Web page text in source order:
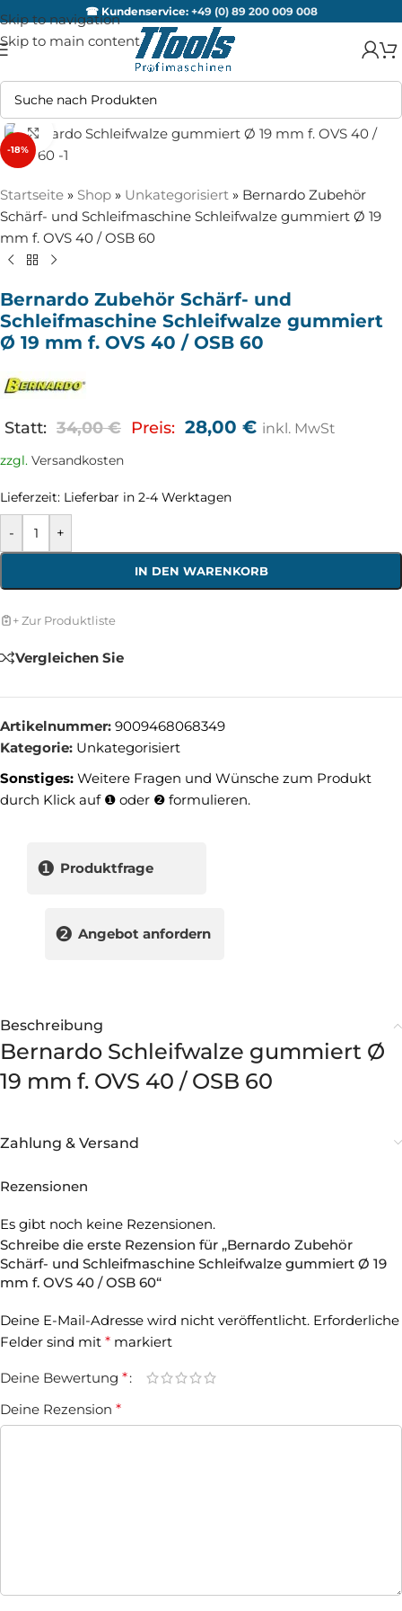
Skip to navigation
Skip to main content
☎ Kundenservice: +49 (0) 89 200 009 008
-18%
Zum Vergrößern anklicken
Startseite » Shop » Unkategorisiert » Bernardo Zubehör
Schärf- und Schleifmaschine Schleifwalze gummiert Ø 19
mm f. OVS 40 / OSB 60
Bernardo Zubehör Schärf- und
Schleifmaschine Schleifwalze gummiert
Ø 19 mm f. OVS 40 / OSB 60
Statt: 34,00€ Preis: 28,00 € inkl. MwSt
zzgl. Versandkosten
Lieferzeit: Lieferbar in 2-4 Werktagen
- +
IN DEN WARENKORB
+ Zur Produktliste
Vergleichen Sie
Artikelnummer: 9009468068349
Kategorie: Unkategorisiert
Sonstiges: Weitere Fragen und Wünsche zum Produkt
durch Klick auf ❶ oder ❷ formulieren.
❶ Produktfrage
❷ Angebot anfordern
Beschreibung
Bernardo Schleifwalze gummiert Ø
19 mm f. OVS 40 / OSB 60
Zahlung & Versand
Rezensionen
Es gibt noch keine Rezensionen.
Schreibe die erste Rezension für „Bernardo Zubehör
Schärf- und Schleifmaschine Schleifwalze gummiert Ø 19
mm f. OVS 40 / OSB 60“
Deine E-Mail-Adresse wird nicht veröffentlicht. Erforderliche
Felder sind mit * markiert
Deine Bewertung *
Deine Rezension *